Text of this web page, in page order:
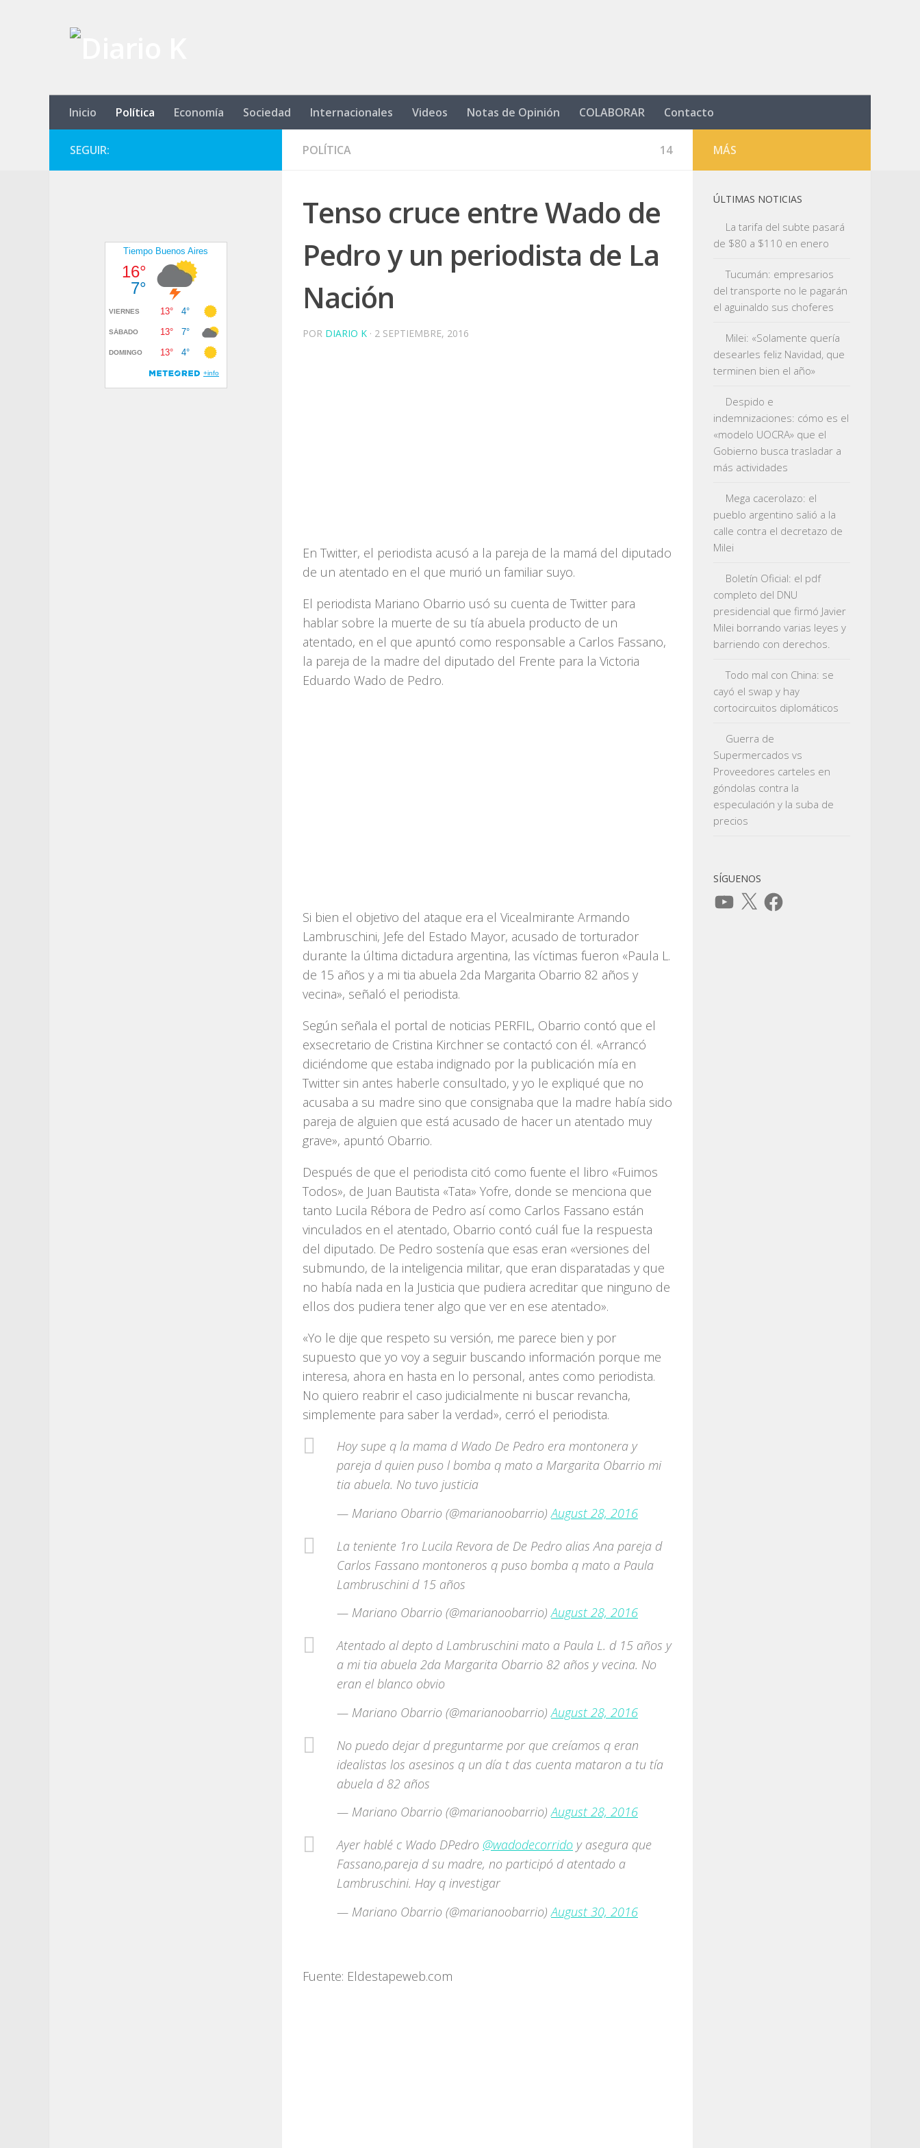
Inicio Política Economía Sociedad Internacionales Videos Notas de Opinión COLABORAR Contacto
POLÍTICA 14
Tenso cruce entre Wado de
Pedro y un periodista de La
Nación
POR DIARIO K · 2 SEPTIEMBRE, 2016
En Twitter, el periodista acusó a la pareja de la mamá del diputado
de un atentado en el que murió un familiar suyo.
El periodista Mariano Obarrio usó su cuenta de Twitter para
hablar sobre la muerte de su tía abuela producto de un
atentado, en el que apuntó como responsable a Carlos Fassano,
la pareja de la madre del diputado del Frente para la Victoria
Eduardo Wado de Pedro.
Si bien el objetivo del ataque era el Vicealmirante Armando
Lambruschini, Jefe del Estado Mayor, acusado de torturador
durante la última dictadura argentina, las víctimas fueron «Paula L.
de 15 años y a mi tia abuela 2da Margarita Obarrio 82 años y
vecina», señaló el periodista.
Según señala el portal de noticias PERFIL, Obarrio contó que el
exsecretario de Cristina Kirchner se contactó con él. «Arrancó
diciéndome que estaba indignado por la publicación mía en
Twitter sin antes haberle consultado, y yo le expliqué que no
acusaba a su madre sino que consignaba que la madre había sido
pareja de alguien que está acusado de hacer un atentado muy
grave», apuntó Obarrio.
Después de que el periodista citó como fuente el libro «Fuimos
Todos», de Juan Bautista «Tata» Yofre, donde se menciona que
tanto Lucila Rébora de Pedro así como Carlos Fassano están
vinculados en el atentado, Obarrio contó cuál fue la respuesta
del diputado. De Pedro sostenía que esas eran «versiones del
submundo, de la inteligencia militar, que eran disparatadas y que
no había nada en la Justicia que pudiera acreditar que ninguno de
ellos dos pudiera tener algo que ver en ese atentado».
«Yo le dije que respeto su versión, me parece bien y por
supuesto que yo voy a seguir buscando información porque me
interesa, ahora en hasta en lo personal, antes como periodista.
No quiero reabrir el caso judicialmente ni buscar revancha,
simplemente para saber la verdad», cerró el periodista.
Hoy supe q la mama d Wado De Pedro era montonera y
pareja d quien puso l bomba q mato a Margarita Obarrio mi
tia abuela. No tuvo justicia
— Mariano Obarrio (@marianoobarrio)August 28, 2016
La teniente 1ro Lucila Revora de De Pedro alias Ana pareja d
Carlos Fassano montoneros q puso bomba q mato a Paula
Lambruschini d 15 años
— Mariano Obarrio (@marianoobarrio)August 28, 2016
Atentado al depto d Lambruschini mato a Paula L. d 15 años y
a mi tia abuela 2da Margarita Obarrio 82 años y vecina. No
eran el blanco obvio
— Mariano Obarrio (@marianoobarrio)August 28, 2016
No puedo dejar d preguntarme por que creíamos q eran
idealistas los asesinos q un día t das cuenta mataron a tu tía
abuela d 82 años
— Mariano Obarrio (@marianoobarrio)August 28, 2016
Ayer hablé c Wado DPedro @wadodecorrido y asegura que
Fassano,pareja d su madre, no participó d atentado a
Lambruschini. Hay q investigar
— Mariano Obarrio (@marianoobarrio)August 30, 2016
Fuente: Eldestapeweb.com
SEGUIR: MÁS
ÚLTIMAS NOTICIAS
La tarifa del subte pasará
de $80 a $110 en enero
Tucumán: empresarios
del transporte no le pagarán
el aguinaldo sus choferes
Milei: «Solamente quería
desearles feliz Navidad, que
terminen bien el año»
Despido e
indemnizaciones: cómo es el
«modelo UOCRA» que el
Gobierno busca trasladar a
más actividades
Mega cacerolazo: el
pueblo argentino salió a la
calle contra el decretazo de
Milei
Boletín Oficial: el pdf
completo del DNU
presidencial que firmó Javier
Milei borrando varias leyes y
barriendo con derechos.
Todo mal con China: se
cayó el swap y hay
cortocircuitos diplomáticos
Guerra de
Supermercados vs
Proveedores carteles en
góndolas contra la
especulación y la suba de
precios
SÍGUENOS
YouTube
X Facebook